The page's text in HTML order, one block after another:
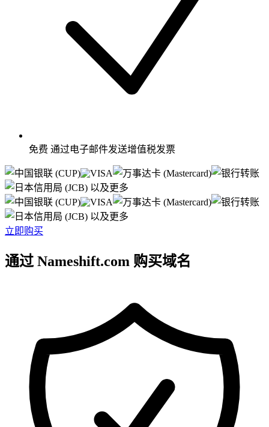
免费 通过电子邮件发送增值税发票
以及更多
以及更多
立即购买
通过 Nameshift.com 购买域名